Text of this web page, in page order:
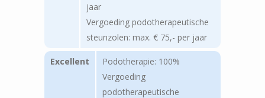
jaar
Vergoeding podotherapeutische
steunzolen: max. € 75,- per jaar
Excellent
Podotherapie: 100%
Vergoeding
podotherapeutische